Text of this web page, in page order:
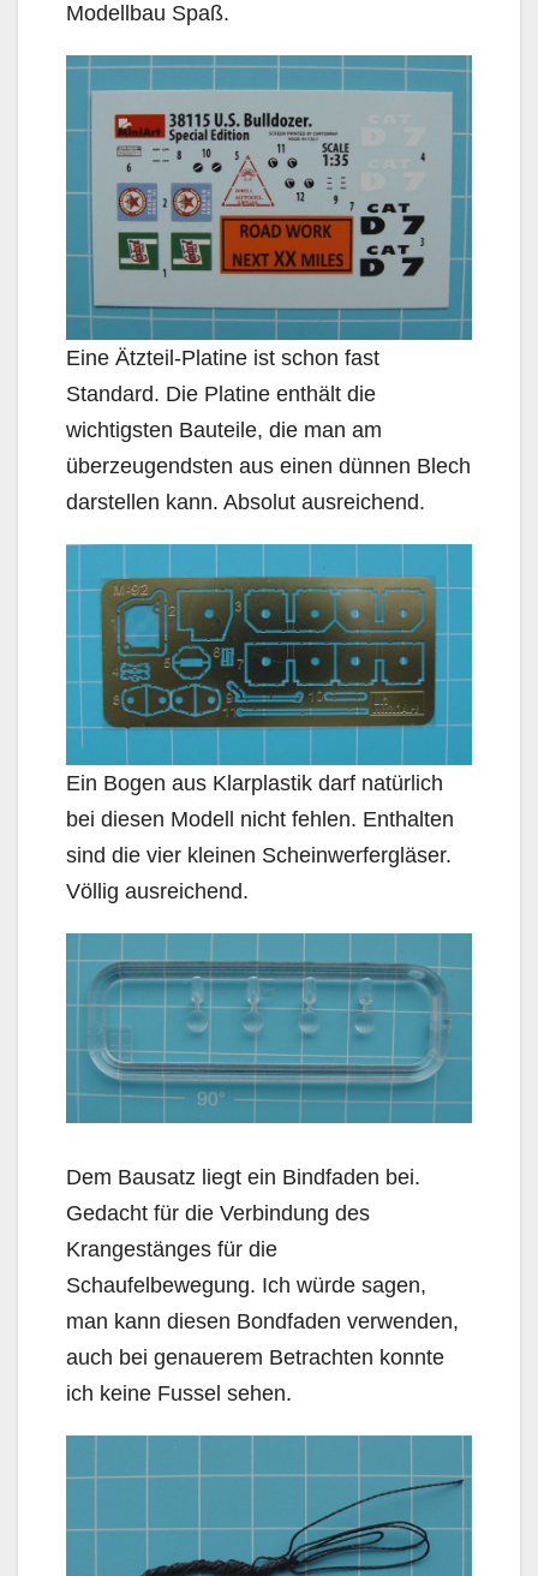
Modellbau Spaß.
Eine Ätzteil-Platine ist schon fast
Standard. Die Platine enthält die
wichtigsten Bauteile, die man am
überzeugendsten aus einen dünnen Blech
darstellen kann. Absolut ausreichend.
Ein Bogen aus Klarplastik darf natürlich
bei diesen Modell nicht fehlen. Enthalten
sind die vier kleinen Scheinwerfergläser.
Völlig ausreichend.
Dem Bausatz liegt ein Bindfaden bei.
Gedacht für die Verbindung des
Krangestänges für die
Schaufelbewegung. Ich würde sagen,
man kann diesen Bondfaden verwenden,
auch bei genauerem Betrachten konnte
ich keine Fussel sehen.